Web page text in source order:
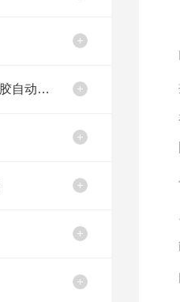
超大流量放射性气溶胶自动取样装置